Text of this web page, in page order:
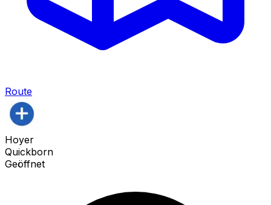
Route
Hoyer
Quickborn
Geöffnet